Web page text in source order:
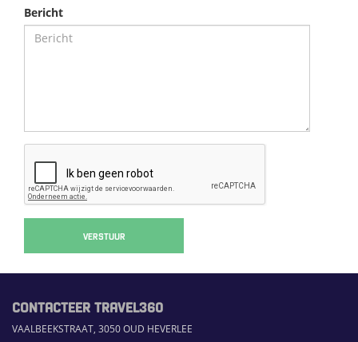
Bericht
VERSTUUR
CONTACTEER TRAVEL360
VAALBEEKSTRAAT, 3050 OUD HEVERLEE